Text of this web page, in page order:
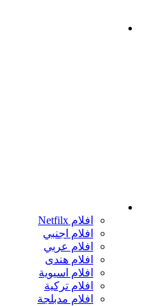
افلام Netfilx
افلام اجنبي
افلام عربي
افلام هندى
افلام اسيوية
افلام تركية
افلام مدبلجة